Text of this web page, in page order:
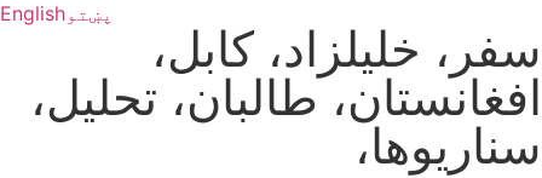
پښتوEnglish
سفر، خلیلزاد، کابل،
افغانستان، طالبان، تحلیل،
سناریوها،